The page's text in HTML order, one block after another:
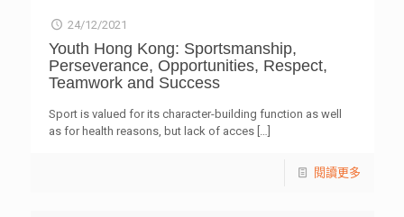
24/12/2021
Youth Hong Kong: Sportsmanship,
Perseverance, Opportunities, Respect,
Teamwork and Success
Sport is valued for its character-building function as well
as for health reasons, but lack of acces[…]
閱讀更多